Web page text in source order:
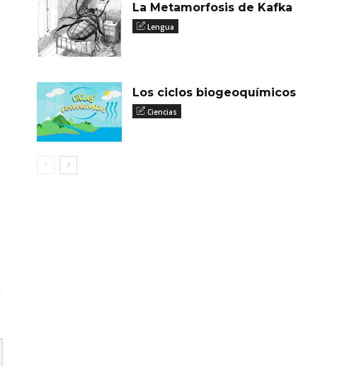
La Metamorfosis de Kafka
Lengua
Los ciclos biogeoquímicos
Ciencias